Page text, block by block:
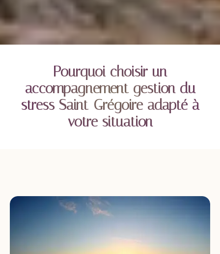
Pourquoi choisir un
accompagnement gestion du
stress Saint-Grégoire adapté à
votre situation